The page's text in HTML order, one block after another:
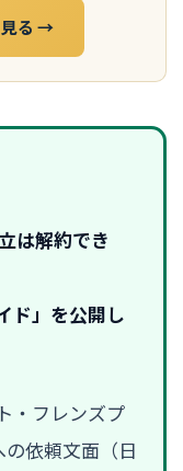
見る →
は解約でき
ド」を公開し
・フレンズプ
依頼文面（日